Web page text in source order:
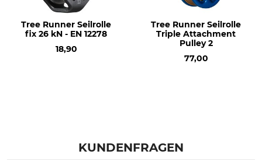
Tree Runner Seilrolle
fix 26 kN - EN 12278
18,90
Tree Runner Seilrolle
Triple Attachment
Pulley 2
77,00
KUNDENFRAGEN